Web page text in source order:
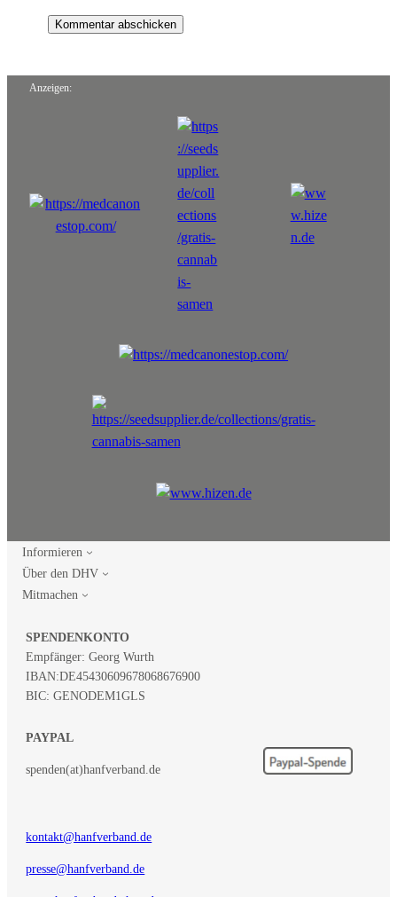
Anzeigen:
Informieren
Über den DHV
Mitmachen
SPENDENKONTO
Empfänger: Georg Wurth
IBAN:DE45430609678068676900
BIC: GENODEM1GLS
PAYPAL
spenden(at)hanfverband.de
kontakt@hanfverband.de
presse@hanfverband.de